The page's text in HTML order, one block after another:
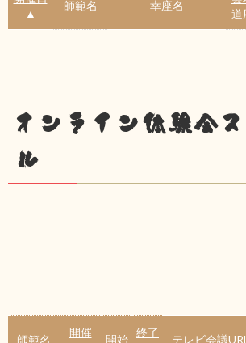
▲
師範名 幸座名
道
オンライン体験会
ル
師範名
開催
開始
終了
テレビ会議URL